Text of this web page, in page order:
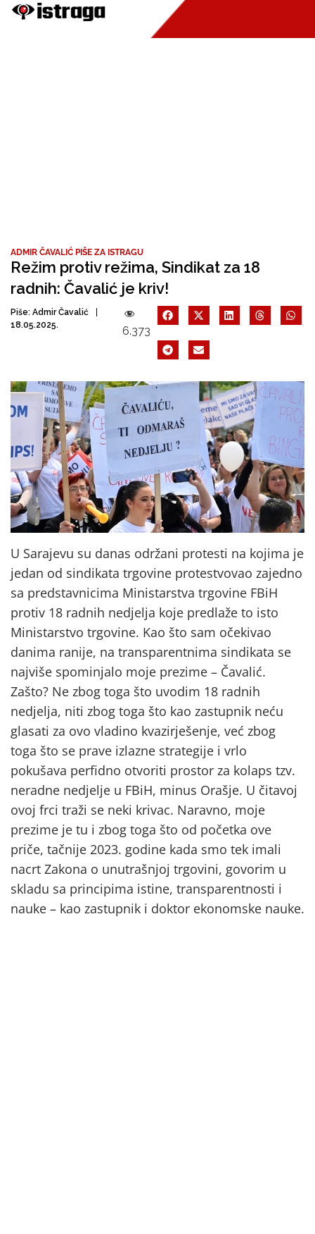
ADMIR ČAVALIĆ PIŠE ZA ISTRAGU
Režim protiv režima, Sindikat za 18
radnih: Čavalić je kriv!
Piše: Admir Čavalić
18.05.2025.
6.373
U Sarajevu su danas održani protesti na kojima je
jedan od sindikata trgovine protestvovao zajedno
sa predstavnicima Ministarstva trgovine FBiH
protiv 18 radnih nedjelja koje predlaže to isto
Ministarstvo trgovine. Kao što sam očekivao
danima ranije, na transparentnima sindikata se
najviše spominjalo moje prezime – Čavalić.
Zašto? Ne zbog toga što uvodim 18 radnih
nedjelja, niti zbog toga što kao zastupnik neću
glasati za ovo vladino kvazirješenje, već zbog
toga što se prave izlazne strategije i vrlo
pokušava perfidno otvoriti prostor za kolaps tzv.
neradne nedjelje u FBiH, minus Orašje. U čitavoj
ovoj frci traži se neki krivac. Naravno, moje
prezime je tu i zbog toga što od početka ove
priče, tačnije 2023. godine kada smo tek imali
nacrt Zakona o unutrašnjoj trgovini, govorim u
skladu sa principima istine, transparentnosti i
nauke – kao zastupnik i doktor ekonomske nauke.